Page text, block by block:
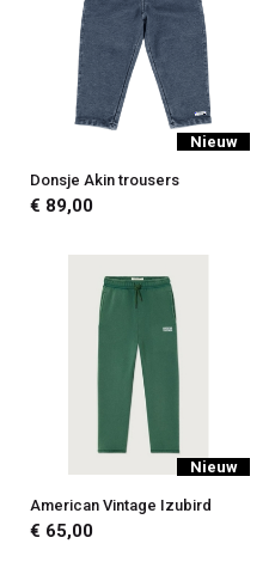
Nieuw
Donsje Akin trousers
€ 89,00
Nieuw
American Vintage Izubird
€ 65,00